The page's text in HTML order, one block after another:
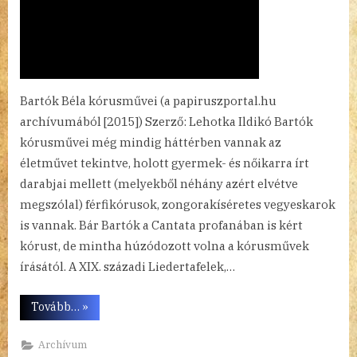
Bartók Béla kórusművei (a papiruszportal.hu
archívumából [2015]) Szerző: Lehotka Ildikó Bartók
kórusművei még mindig háttérben vannak az
életművet tekintve, holott gyermek- és nőikarra írt
darabjai mellett (melyekből néhány azért elvétve
megszólal) férfikórusok, zongorakíséretes vegyeskarok
is vannak. Bár Bartók a Cantata profanában is kért
kórust, de mintha húzódozott volna a kórusművek
írásától. A XIX. századi Liedertafelek,…
Tovább… “Bartók,
Dobszay”
»
Archívum